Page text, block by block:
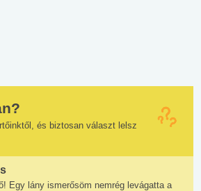
és biztosan választ lelsz
Egy lány ismerősöm nemrég levágatta a